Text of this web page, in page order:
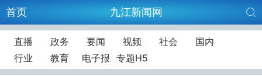
首页 九江新闻网
直播 政务 要闻 视频 社会
国内
行业
教育 电子报 专题H5